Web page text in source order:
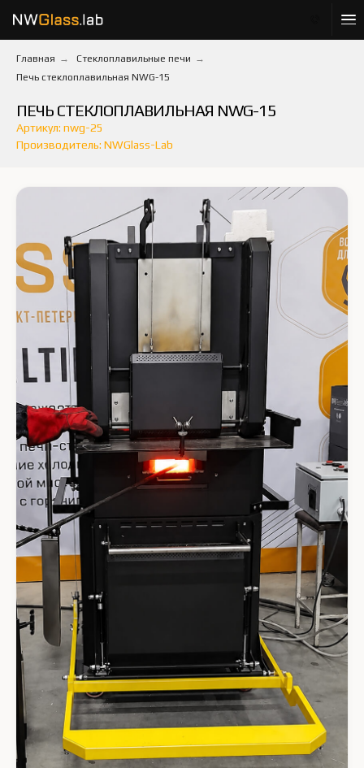
Главная → Стеклоплавильные печи →
Печь стеклоплавильная NWG-15
ПЕЧЬ СТЕКЛОПЛАВИЛЬНАЯ NWG-15
Артикул: nwg-25
Производитель: NWGlass-Lab